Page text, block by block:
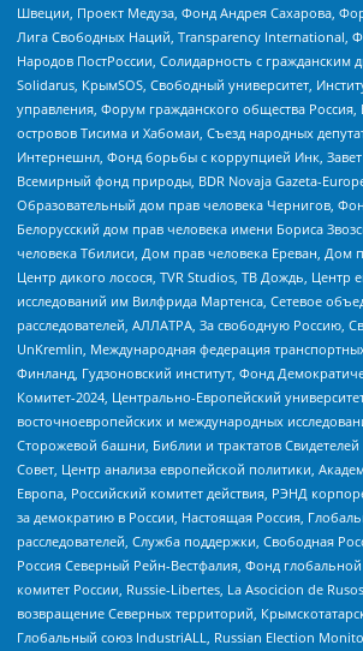
Швеции, Проект Медуза, Фонд Андрея Сахарова,
Лига Свободных Наций, Transparеncy International,
Народов ПостРоссии, Солидарность с гражданским
Solidarus, КрымSOS, Свободный университет,
управления, Форум гражданского общества
островов Тисима и Хабомаи, Съезд народных
Интернешнл, Фонд борьбы с коррупцией Инк, Завет
Всемирный фонд природы, BDR Novaja Gazeta-
Образовательный дом прав человека Чернигов,
Белорусский дом прав человека имени Бориса
человека Тбилиси, Дом прав человека Ереван, Дом
Центр дикого лосося, TVR Studios, ТВ Дождь, Центр
исследований им Вилфрида Мартенса, Сетевое
расследователей, АЛЛАТРА, За свободную Россию,
UnKremlin, Международная федерация
Финланд, Гудзоновский институт, Фонд
Комитет-2024, Центрально-Европейский
восточноевропейских и международных
Сторожевой башни, Библии и трактатов
Совет, Центр анализа европейской политики,
Европа, Российский комитет действия, РЭНД
за демократию в России, Настоящая Россия,
расследователей, Служба поддержки, Свободная
Россия Северный Рейн-Вестфалия, Фонд
комитет России, Russie-Libertes, La Asocicion de
возвращение Северных территорий,
Глобальный союз IndustriALL, Russian Election